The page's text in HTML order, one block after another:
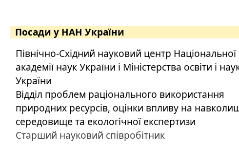
Посади у НАН України
Північно-Східний науковий центр Національної
академії наук України і Міністерства освіти і
України
Відділ проблем раціонального використання
природних ресурсів, оцінки впливу на
середовище та екологічної експертизи
Старший науковий співробітник